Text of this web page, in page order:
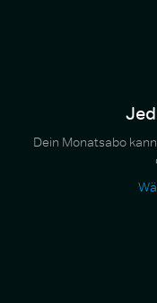
Dein Monatsabo